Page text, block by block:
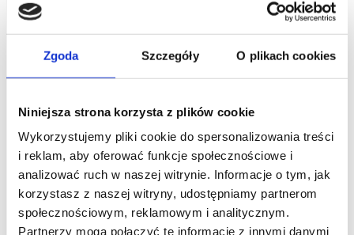
Zgoda Szczegóły O plikach cookies
Niniejsza strona korzysta z plików cookie
Wykorzystujemy pliki cookie do spersonalizowania treści
i reklam, aby oferować funkcje społecznościowe i
analizować ruch w naszej witrynie. Informacje o tym, jak
korzystasz z naszej witryny, udostępniamy partnerom
społecznościowym, reklamowym i analitycznym.
Partnerzy mogą połączyć te informacje z innymi danymi
Szpilka
Profil tiktok Czerwona Szpilka
Profil youtube Czerwona
Szpilka
Kontakt